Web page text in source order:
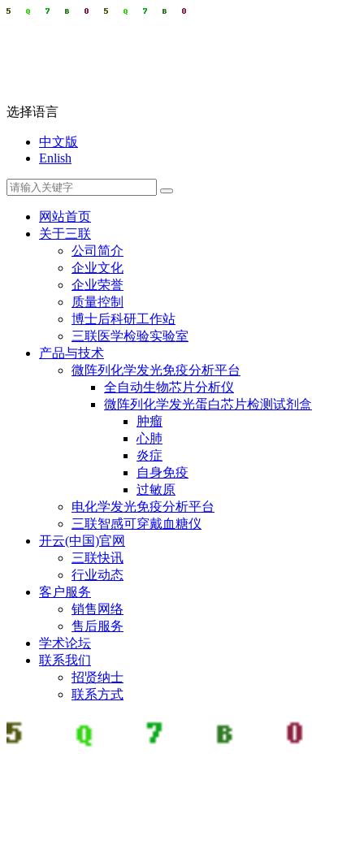
选择语言
中文版
Enlish
网站首页
关于三联
公司简介
企业文化
企业荣誉
质量控制
博士后科研工作站
三联医学检验实验室
产品与技术
微阵列化学发光免疫分析平台
全自动生物芯片分析仪
微阵列化学发光蛋白芯片检测试剂盒
肿瘤
心肺
炎症
自身免疫
过敏原
电化学发光免疫分析平台
三联智感可穿戴血糖仪
开云(中国)官网
三联快讯
行业动态
客户服务
销售网络
售后服务
学术论坛
联系我们
招贤纳士
联系方式